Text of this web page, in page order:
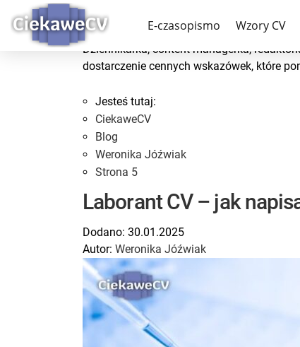
E-czasopismo Wzory CV
Weronika Jóźwiak
Dziennikarka, content managerka,
dostarczenie cennych wskazówek, które
Jesteś tutaj:
CiekaweCV
Blog
Weronika Jóźwiak
Strona 5
Laborant CV – jak
Dodano: 30.01.2025
Autor: Weronika Jóźwiak